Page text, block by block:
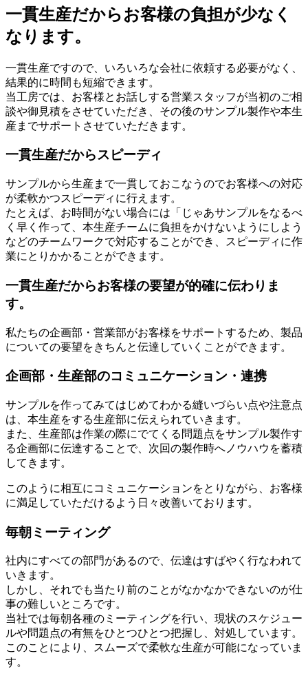
一貫生産だからお客様の負担が少なく
なります。
一貫生産ですので、いろいろな会社に依頼する必要がなく、
結果的に時間も短縮できます。
当工房では、お客様とお話しする営業スタッフが当初のご相
談や御見積をさせていただき、その後のサンプル製作や本生
産までサポートさせていただきます。
一貫生産だからスピーディ
サンプルから生産まで一貫しておこなうのでお客様への対応
が柔軟かつスピーディに行えます。
たとえば、お時間がない場合には「じゃあサンプルをなるべ
く早く作って、本生産チームに負担をかけないようにしよう
などのチームワークで対応することができ、スピーディに作
業にとりかかることができます。
一貫生産だからお客様の要望が的確に伝わりま
す。
私たちの企画部・営業部がお客様をサポートするため、製品
についての要望をきちんと伝達していくことができます。
企画部・生産部のコミュニケーション・連携
サンプルを作ってみてはじめてわかる縫いづらい点や注意点
は、本生産をする生産部に伝えられていきます。
また、生産部は作業の際にでてくる問題点をサンプル製作す
る企画部に伝達することで、次回の製作時へノウハウを蓄積
してきます。
このように相互にコミュニケーションをとりながら、お客様
に満足していただけるよう日々改善いております。
毎朝ミーティング
社内にすべての部門があるので、伝達はすばやく行なわれて
いきます。
しかし、それでも当たり前のことがなかなかできないのが仕
事の難しいところです。
当社では毎朝各種のミーティングを行い、現状のスケジュー
ルや問題点の有無をひとつひとつ把握し、対処しています。
このことにより、スムーズで柔軟な生産が可能になっていま
す。